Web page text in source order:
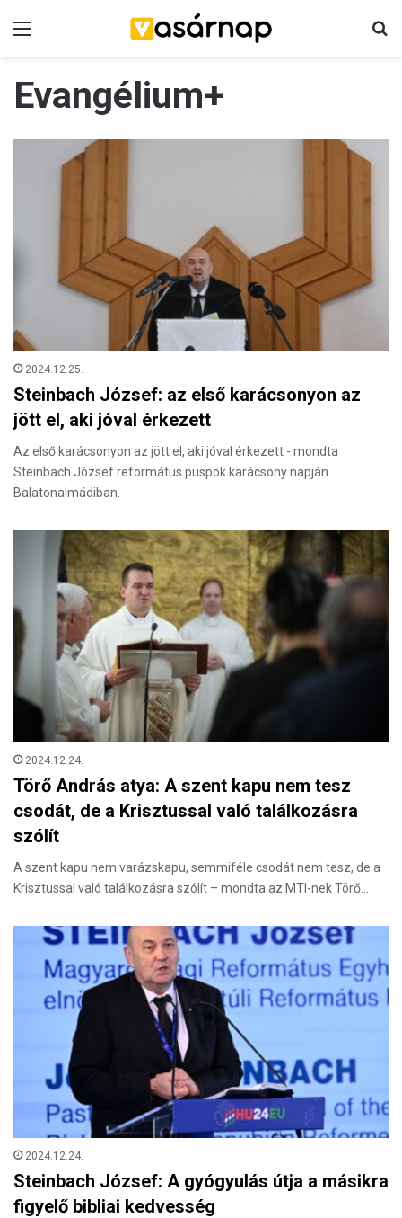
Evangélium+
2024.12.25.
Steinbach József: az első karácsonyon az
jött el, aki jóval érkezett
Az első karácsonyon az jött el, aki jóval érkezett - mondta
Steinbach József református püspök karácsony napján
Balatonalmádiban.
2024.12.24.
Törő András atya: A szent kapu nem tesz
csodát, de a Krisztussal való találkozásra
szólít
A szent kapu nem varázskapu, semmiféle csodát nem tesz, de a
Krisztussal való találkozásra szólít – mondta az MTI-nek Törő…
2024.12.24.
Steinbach József: A gyógyulás útja a másikra
figyelő bibliai kedvesség